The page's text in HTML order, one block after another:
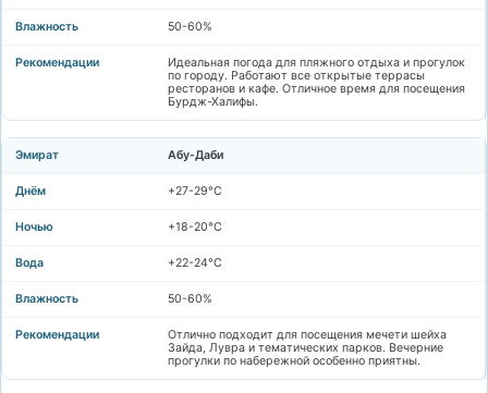
50-60%
Идеальная погода для пляжного отдыха и прогулок
по городу. Работают все открытые террасы
ресторанов и кафе. Отличное время для посещения
Бурдж-Халифы.
Абу-Даби
+27-29°C
+18-20°C
+22-24°C
50-60%
Отлично подходит для посещения мечети шейха
Зайда, Лувра и тематических парков. Вечерние
прогулки по набережной особенно приятны.